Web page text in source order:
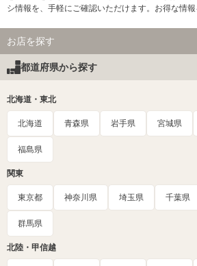
シ情報を、手軽にご確認いただけます。お得な情報
お店を探す
都道府県から探す
北海道・東北
北海道 青森県 岩手県 宮城県
福島県
関東
東京都 神奈川県 埼玉県 千葉県
群馬県
北陸・甲信越